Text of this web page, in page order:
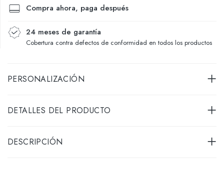
Compra ahora, paga después
24 meses de garantía
Cobertura contra defectos de conformidad en todos los productos
PERSONALIZACIÓN
DETALLES DEL PRODUCTO
DESCRIPCIÓN